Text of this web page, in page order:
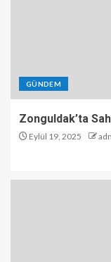
GÜNDEM
Zonguldak’ta
Eylül 19, 2025